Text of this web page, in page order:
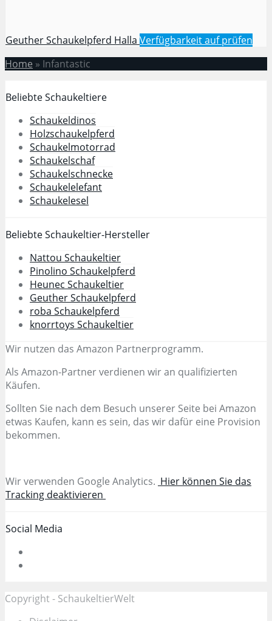
Geuther Schaukelpferd Halla Verfügbarkeit aufprüfen
Home » Infantastic
Beliebte Schaukeltiere
Schaukeldinos
Holzschaukelpferd
Schaukelmotorrad
Schaukelschaf
Schaukelschnecke
Schaukelelefant
Schaukelesel
Beliebte Schaukeltier-Hersteller
Nattou Schaukeltier
Pinolino Schaukelpferd
Heunec Schaukeltier
Geuther Schaukelpferd
roba Schaukelpferd
knorrtoys Schaukeltier
Wir nutzen das Amazon Partnerprogramm.
Als Amazon-Partner verdienen wir an qualifizierten
Käufen.
Sollten Sie nach dem Besuch unserer Seite bei Amazon
etwas Kaufen, kann es sein, das wir dafür eine Provision
bekommen.
Wir verwenden Google Analytics. Hier können Sie das
Tracking deaktivieren
Social Media
Copyright - SchaukeltierWelt